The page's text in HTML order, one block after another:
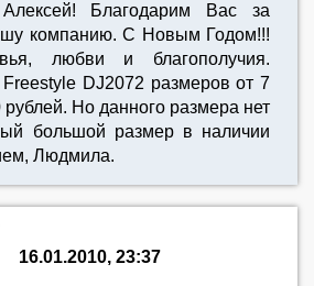
Благодарим Вас за
компанию. С Новым Годом!!!
любви и благополучия.
DJ2072 размеров от 7
рублей. Но данного размера нет
большой размер в наличии
Людмила.
16.01.2010, 23:37